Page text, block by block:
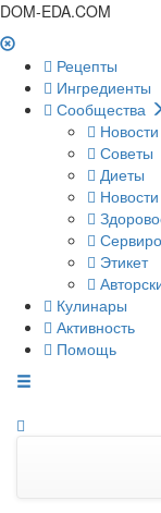
DOM-EDA.COM
Рецепты
Ингредиенты
Сообщества
Советы
Диеты
Этикет
Кулинары
Активность
Помощь